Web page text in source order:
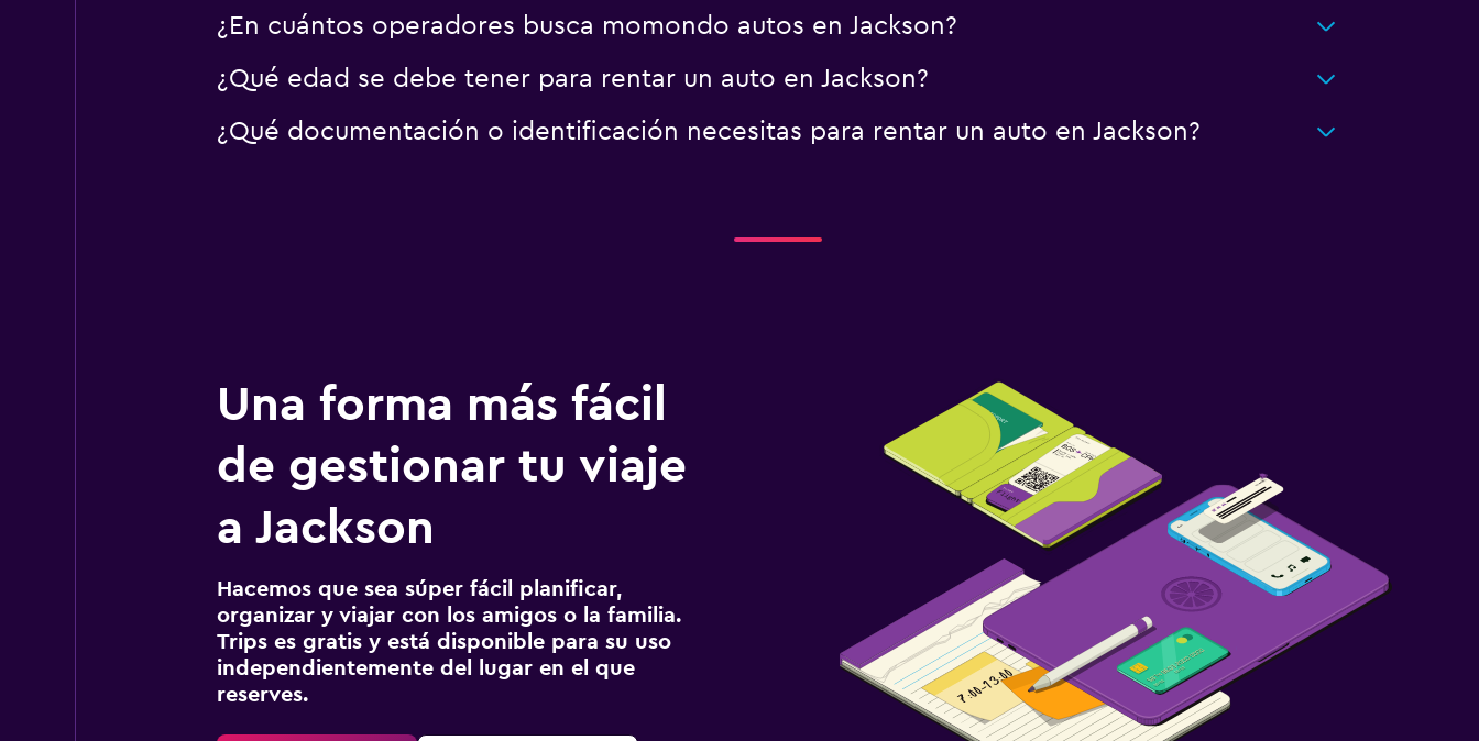
¿En cuántos operadores busca momondo autos en Jackson?
¿Qué edad se debe tener para rentar un auto en Jackson?
¿Qué documentación o identificación necesitas para rentar un auto en Jackson?
Una forma más fácil
de gestionar tu viaje
a Jackson
Hacemos que sea súper fácil planificar,
organizar y viajar con los amigos o la familia.
Trips es gratis y está disponible para su uso
independientemente del lugar en el que
reserves.